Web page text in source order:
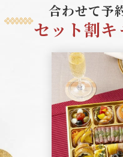
合わせて予
セット割